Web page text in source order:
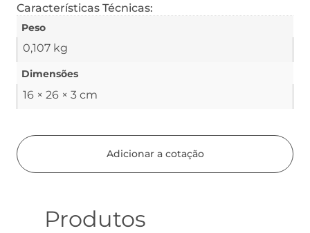
Características Técnicas:
Peso
0,107 kg
Dimensões
16 × 26 × 3 cm
Adicionar a cotação
Produtos